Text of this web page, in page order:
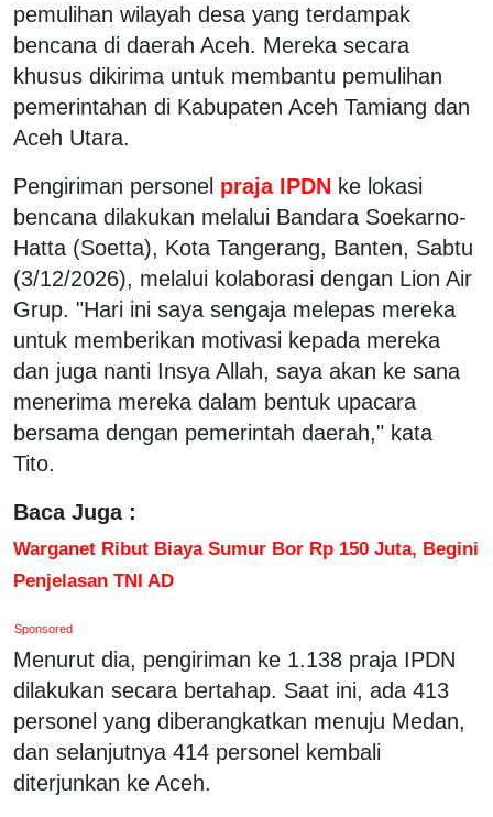
pemulihan wilayah desa yang terdampak
bencana di daerah Aceh. Mereka secara
khusus dikirima untuk membantu pemulihan
pemerintahan di Kabupaten Aceh Tamiang dan
Aceh Utara.
Pengiriman personel praja IPDN ke lokasi
bencana dilakukan melalui Bandara Soekarno-
Hatta (Soetta), Kota Tangerang, Banten, Sabtu
(3/12/2026), melalui kolaborasi dengan Lion Air
Grup. "Hari ini saya sengaja melepas mereka
untuk memberikan motivasi kepada mereka
dan juga nanti Insya Allah, saya akan ke sana
menerima mereka dalam bentuk upacara
bersama dengan pemerintah daerah," kata
Tito.
Baca Juga :
Warganet Ribut Biaya Sumur Bor Rp 150 Juta, Begini
Penjelasan TNI AD
Sponsored
Menurut dia, pengiriman ke 1.138 praja IPDN
dilakukan secara bertahap. Saat ini, ada 413
personel yang diberangkatkan menuju Medan,
dan selanjutnya 414 personel kembali
diterjunkan ke Aceh.